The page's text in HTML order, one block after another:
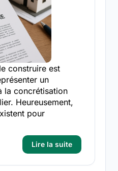
construire est
un
la concrétisation
Heureusement,
pour
Lire la suite